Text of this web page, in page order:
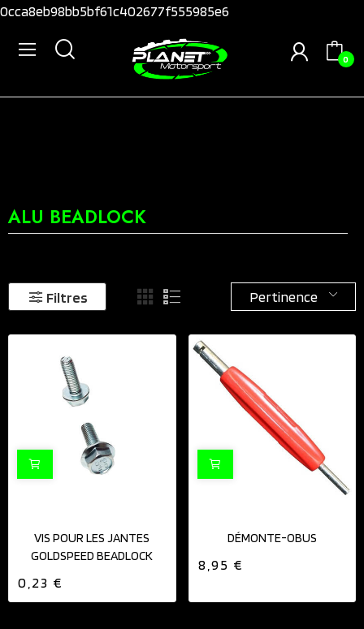
0cca8eb98bb5bf61c402677f555985e6
0
ALU BEADLOCK
Filtres Pertinence
VIS POUR LES JANTES
GOLDSPEED BEADLOCK
0,23 €
DÉMONTE-OBUS
8,95 €